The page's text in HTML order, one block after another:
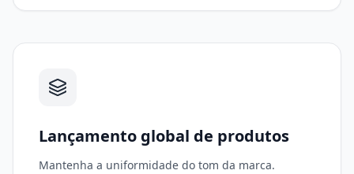
Lançamento global de produtos
Mantenha a uniformidade do tom da marca.